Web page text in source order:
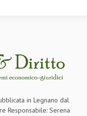
in Legnano dal
Responsabile: Serena